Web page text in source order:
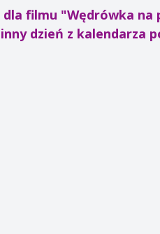
filmu "Wędrówka na
dzień z kalendarza